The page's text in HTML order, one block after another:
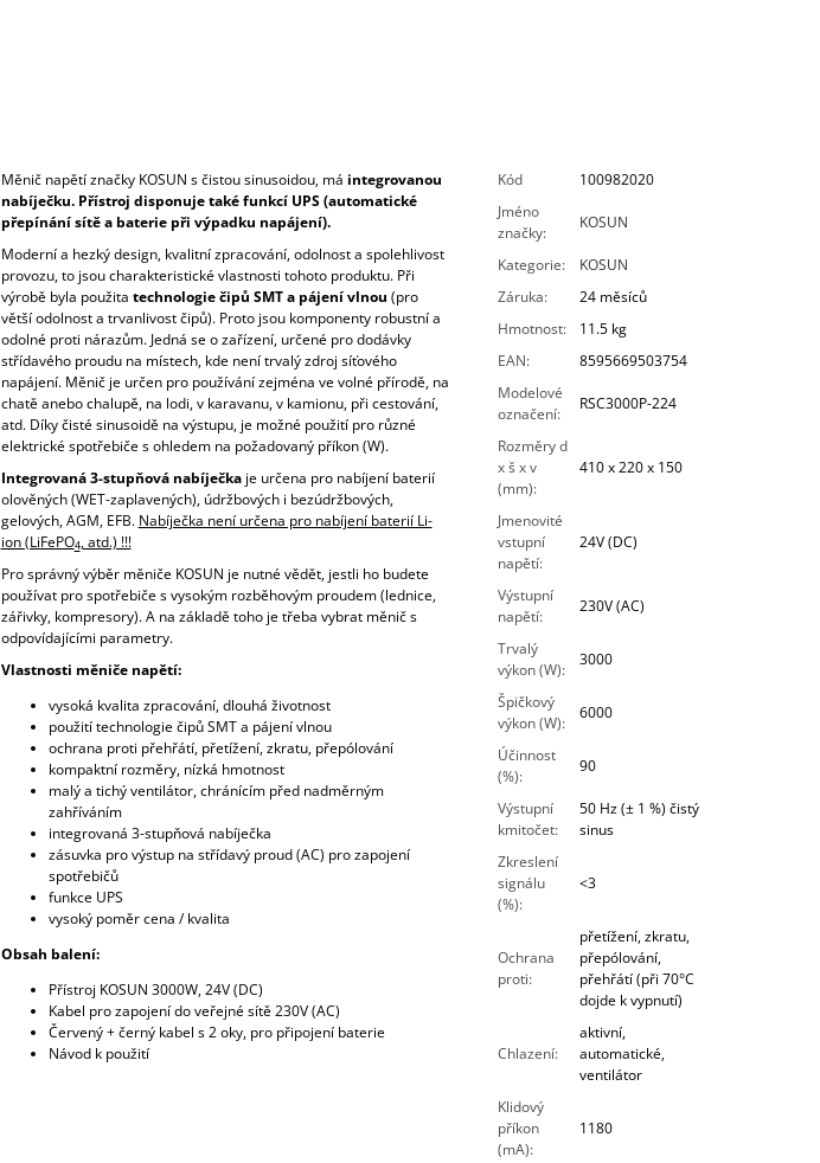
Měnič napětí značky KOSUN s čistou sinusoidou, má integrovanou
nabíječku. Přístroj disponuje takéfunkcí UPS(automatické
přepínání sítě a baterie při výpadku napájení).
Moderní a hezký design, kvalitní zpracování, odolnost a spolehlivost
provozu, to jsou charakteristické vlastnosti tohoto produktu. Při
výrobě byla použita technologie čipů SMT a pájení vlnou (pro
větší odolnost a trvanlivost čipů). Proto jsou komponenty robustní a
odolné proti nárazům. Jedná se o zařízení, určené pro dodávky
střídavého proudu na místech, kde není trvalý zdroj síťového
napájení. Měnič je určen pro používání zejména ve volné přírodě, na
chatě anebo chalupě, na lodi, v karavanu, v kamionu, při cestování,
atd. Díky čisté sinusoidě na výstupu, je možné použití pro různé
elektrické spotřebiče s ohledem na požadovaný příkon (W).
Integrovaná 3-stupňová nabíječkaje určena pro nabíjení baterií
olověných (WET-zaplavených), údržbových i bezúdržbových,
gelových, AGM, EFB. Nabíječka není určena pro nabíjení baterií Li-
ion (LiFePO4, atd.) !!!
Pro správný výběr měniče KOSUN je nutné vědět, jestli ho budete
používat pro spotřebiče s vysokým rozběhovým proudem (lednice,
zářivky, kompresory). A na základě toho je třeba vybrat měnič s
odpovídajícími parametry.
Vlastnosti měniče napětí:
vysoká kvalita zpracování, dlouhá životnost
použití technologie čipů SMT a pájení vlnou
ochrana proti přehřátí, přetížení, zkratu, přepólování
kompaktní rozměry, nízká hmotnost
malý a tichý ventilátor, chránícím před nadměrným
zahříváním
integrovaná 3-stupňová nabíječka
zásuvka pro výstup na střídavý proud (AC) pro zapojení
spotřebičů
funkce UPS
vysoký poměr cena / kvalita
Obsah balení:
Přístroj KOSUN 3000W, 24V (DC)
Kabel pro zapojení do veřejné sítě 230V (AC)
Červený + černý kabel s 2 oky, pro připojení baterie
Návod k použití
Kód
100982020
Jméno
značky:
KOSUN
Kategorie:
KOSUN
Záruka:
24 měsíců
Hmotnost:
11.5 kg
EAN:
8595669503754
Modelové
označení:
RSC3000P-224
Rozměry d
x š x v
(mm):
410 x 220 x 150
Jmenovité
vstupní
napětí:
24V (DC)
Výstupní
napětí:
230V (AC)
Trvalý
výkon (W):
3000
Špičkový
výkon (W):
6000
Účinnost
(%):
90
Výstupní
kmitočet:
50 Hz (± 1 %) čistý
sinus
Zkreslení
signálu
(%):
<3
Ochrana
proti:
přetížení, zkratu,
přepólování,
přehřátí (při 70°C
dojde k vypnutí)
Chlazení:
aktivní,
automatické,
ventilátor
Klidový
příkon
(mA):
1180